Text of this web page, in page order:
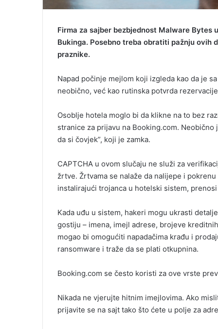
Firma za sajber bezbjednost Malware
Bukinga. Posebno treba obratiti pažnju ovih
praznike.
Napad počinje mejlom koji izgleda kao da je
neobično, već kao rutinska potvrda
Osoblje hotela moglo bi da klikne na to bez
stranice za prijavu na Booking.com.
da si čovjek”, koji je zamka.
CAPTCHA u ovom slučaju ne služi za
žrtve. Žrtvama se nalaže da nalijepe i
instalirajući trojanca u hotelski sistem,
Kada uđu u sistem, hakeri mogu ukrasti
gostiju – imena, imejl adrese, brojeve
mogao bi omogućiti napadačima krađu i
ransomware i traže da se plati otkupnina.
Booking.com se često koristi za ove vrste
Nikada ne vjerujte hitnim imejlovima. Ako
prijavite se na sajt tako što ćete u polje za